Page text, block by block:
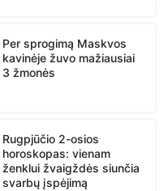
Per sprogimą Maskvos
kavinėje žuvo mažiausiai
3 žmonės
Rugpjūčio 2-osios
horoskopas: vienam
ženklui žvaigždės siunčia
svarbų įspėjimą